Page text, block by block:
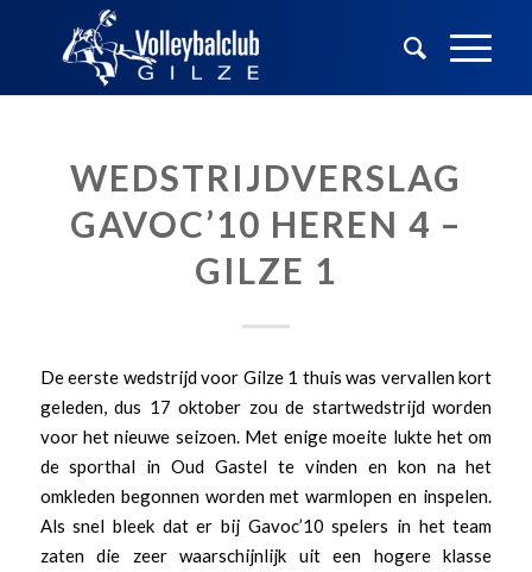
WEDSTRIJDVERSLAG
GAVOC’10 HEREN 4 –
GILZE 1
De eerste wedstrijd voor Gilze 1 thuis was vervallen kort
geleden, dus 17 oktober zou de startwedstrijd worden
voor het nieuwe seizoen. Met enige moeite lukte het om
de sporthal in Oud Gastel te vinden en kon na het
omkleden begonnen worden met warmlopen en inspelen.
Als snel bleek dat er bij Gavoc’10 spelers in het team
zaten die zeer waarschijnlijk uit een hogere klasse